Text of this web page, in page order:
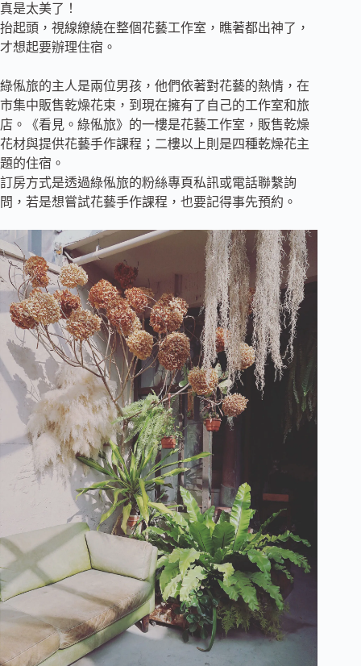
真是太美了！
抬起頭，視線繚繞在整個花藝工作室，瞧著都出神了，
才想起要辦理住宿。
綠俬旅的主人是兩位男孩，他們依著對花藝的熱情，在
市集中販售乾燥花束，到現在擁有了自己的工作室和旅
店。《看見。綠俬旅》的一樓是花藝工作室，販售乾燥
花材與提供花藝手作課程；二樓以上則是四種乾燥花主
題的住宿。
訂房方式是透過綠俬旅的粉絲專頁私訊或電話聯繫詢
問，若是想嘗試花藝手作課程，也要記得事先預約。